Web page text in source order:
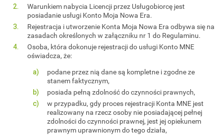
Warunkiem nabycia Licencji przez Usługobiorcę jest
posiadanie usługi Konto Moja Nowa Era.
Rejestracja i utworzenie Konta Moja Nowa Era odbywa się na
zasadach określonych w załączniku nr 1 do Regulaminu.
Osoba, która dokonuje rejestracji do usługi Konto MNE
oświadcza, że:
podane przez nią dane są kompletne i zgodne ze
stanem faktycznym,
posiada pełną zdolność do czynności prawnych,
w przypadku, gdy proces rejestracji Konta MNE jest
realizowany na rzecz osoby nie posiadającej pełnej
zdolności do czynności prawnej, jest jej opiekunem
prawnym uprawnionym do tego działa,